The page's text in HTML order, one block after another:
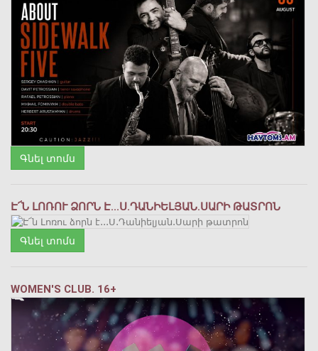
Գնել տոմս
Է՜Ն ԼՈՌՈՒ ՁՈՐՆ Է․․․Ս․ԴԱՆԻԵԼՅԱՆ․ՍԱՐԻ ԹԱՏՐՈՆ
Գնել տոմս
WOMEN'S CLUB. 16+